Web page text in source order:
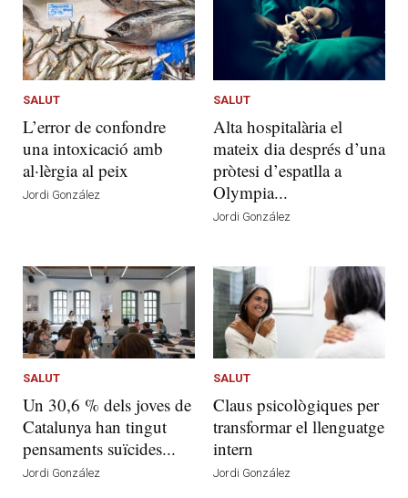
SALUT
L’error de confondre
una intoxicació amb
al·lèrgia al peix
Jordi González
SALUT
Alta hospitalària el
mateix dia després d’una
pròtesi d’espatlla a
Olympia...
Jordi González
SALUT
Un 30,6 % dels joves de
Catalunya han tingut
pensaments suïcides...
Jordi González
SALUT
Claus psicològiques per
transformar el llenguatge
intern
Jordi González